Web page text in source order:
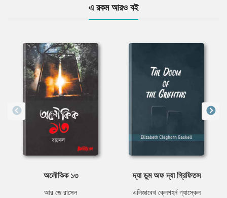
এ রকম আরও বই
অলৌকিক ১৩
আর জে রাসেল
দ্যা ডুম অফ দ্যা গ্রিফিতস
এলিজাবেথ ক্লেগহর্ন গ্যাস্কেল